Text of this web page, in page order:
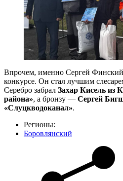
Впрочем, именно Сергей
конкурсе. Он стал лучшим
Серебро забрал Захар Кисель из
района», а бронзу — Сергей
«Слуцкводоканал».
Регионы:
Боровлянский